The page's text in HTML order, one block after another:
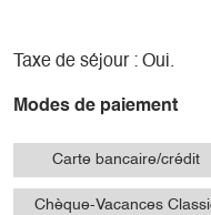
Taxe de séjour : Oui.
Modes de paiement
Carte bancaire/crédit
Chèque-Vacances